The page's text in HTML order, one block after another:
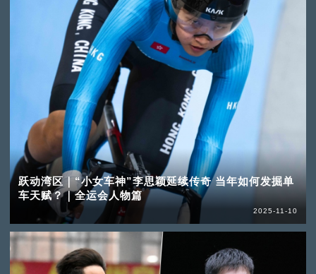
跃动湾区｜“小女车神”李思颖延续传奇 当年如何发掘单
车天赋？｜全运会人物篇
2025-11-10